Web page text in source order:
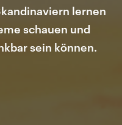
lernen
schauen und
sein können.